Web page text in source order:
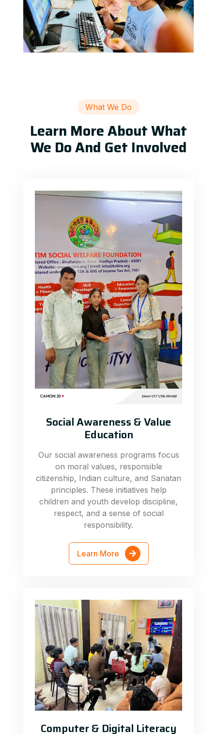
What We Do
Learn More About What
We Do And Get Involved
Social Awareness & Value
Education
Our social awareness programs focus
on moral values, responsible
citizenship, Indian culture, and Sanatan
principles. These initiatives help
children and youth develop discipline,
respect, and a sense of social
responsibility.
Learn More
Computer & Digital Literacy